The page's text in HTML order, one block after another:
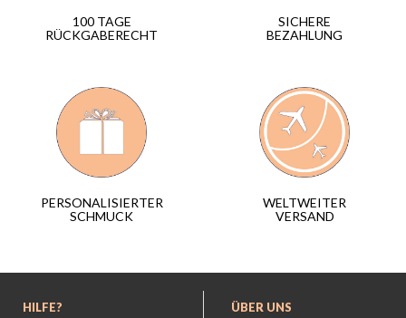
100 TAGE
RÜCKGABERECHT
SICHERE
BEZAHLUNG
PERSONALISIERTER
SCHMUCK
WELTWEITER
VERSAND
HILFE? ÜBER UNS